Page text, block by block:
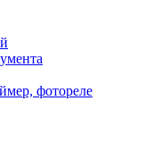
фотореле